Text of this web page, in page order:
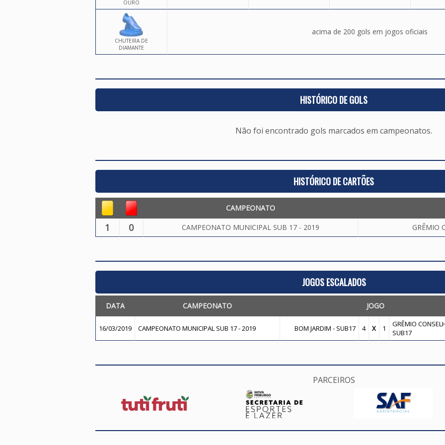
OURO
CHUTEIRA DE
DIAMANTE
acima de 200 gols em jogos oficiais
HISTÓRICO DE GOLS
Não foi encontrado gols marcados em campeonatos.
HISTÓRICO DE CARTÕES
CAMPEONATO
1 0 CAMPEONATO MUNICIPAL SUB 17 - 2019 GRÊMIO
JOGOS ESCALADOS
DATA CAMPEONATO JOGO
16/03/2019 CAMPEONATO MUNICIPAL SUB 17 - 2019 BOM JARDIM - SUB17 4 X 1
GRÊMIO
SUB17
PARCEIROS